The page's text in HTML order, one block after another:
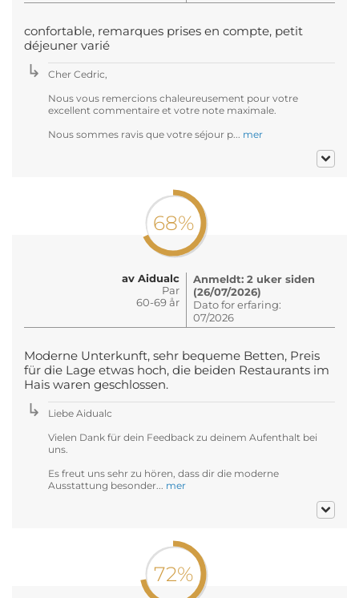
confortable, remarques prises en compte, petit
déjeuner varié
Cher Cedric,
Nous vous remercions chaleureusement pour votre
excellent commentaire et votre note maximale.
Nous sommes ravis que votre séjour p... mer
68%
av Aidualc
Par
60-69 år
Anmeldt: 2 uker siden
(26/07/2026)
Dato for erfaring:
07/2026
Moderne Unterkunft, sehr bequeme Betten, Preis
für die Lage etwas hoch, die beiden Restaurants im
Hais waren geschlossen.
Liebe Aidualc
Vielen Dank für dein Feedback zu deinem Aufenthalt bei
uns.
Es freut uns sehr zu hören, dass dir die moderne
Ausstattung besonder... mer
72%